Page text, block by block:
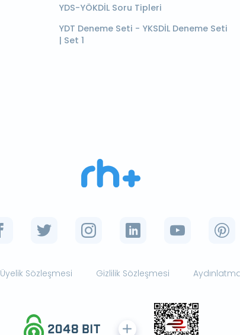
YDS-YÖKDİL Soru Tipleri
YDT Deneme Seti - YKSDİL Deneme Seti
| Set 1
Üyelik Sözleşmesi Gizlilik Sözleşmesi